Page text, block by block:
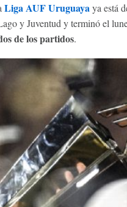
Liga AUF Uruguaya ya está
y Juventud y terminó el
de los partidos.